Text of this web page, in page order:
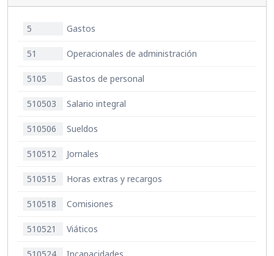
5 Gastos
51 Operacionales de administración
5105 Gastos de personal
510503 Salario integral
510506 Sueldos
510512 Jornales
510515 Horas extras y recargos
510518 Comisiones
510521 Viáticos